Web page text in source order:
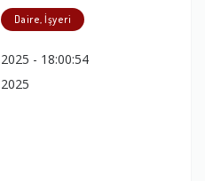
Daire, İşyeri
- 18:00:54